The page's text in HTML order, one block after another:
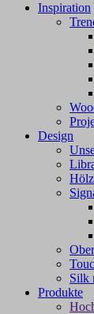
Inspiration
Design
Silk
Produkte